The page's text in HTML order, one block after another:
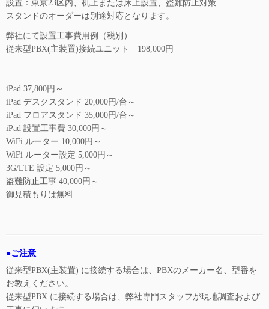
設置：東京23区内、机上または床上設置、盗難防止対策
スタンドのオーダーは別途対応となります。
弊社にて設置工事費用例（税別）
従来型PBX(主装置)接続ユニット 198,000円
iPad 37,800円～
iPad デスクスタンド 20,000円/台～
iPad フロアスタンド 35,000円/台～
iPad 設置工事費 30,000円～
WiFi ルーター 10,000円～
WiFi ルーター設定 5,000円～
3G/LTE 設定 5,000円～
盗難防止工事 40,000円～
御見積もりは無料
●ご注意
従来型PBX(主装置) に接続する場合は、PBXのメーカー名、型番を
お教えください。
従来型PBX に接続する場合は、弊社専門スタッフが現地調査および